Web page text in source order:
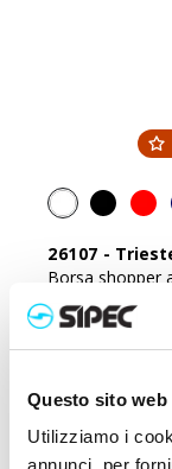
Questo sito
Utilizziamo i
annunci, per
26107 -
Borsa shopper
g/m2
Prezzo: